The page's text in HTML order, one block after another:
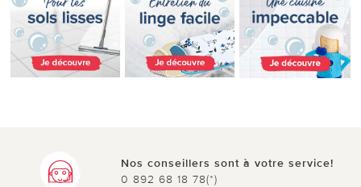
Nos conseillers sont à votre service!
0 892 68 18 78(*)